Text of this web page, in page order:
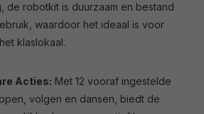
de robotkit is duurzaam en bestand
waardoor het ideaal is voor
klaslokaal.
Acties: Met 12 vooraf ingestelde
volgen en dansen, biedt de